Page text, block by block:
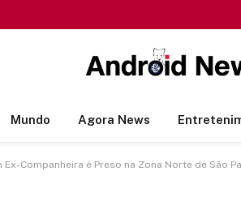
Mundo Agora News
Companheira é Preso na Zona Norte de São